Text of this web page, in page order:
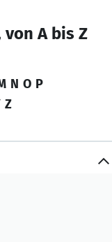
von A bis Z
N O P
Z